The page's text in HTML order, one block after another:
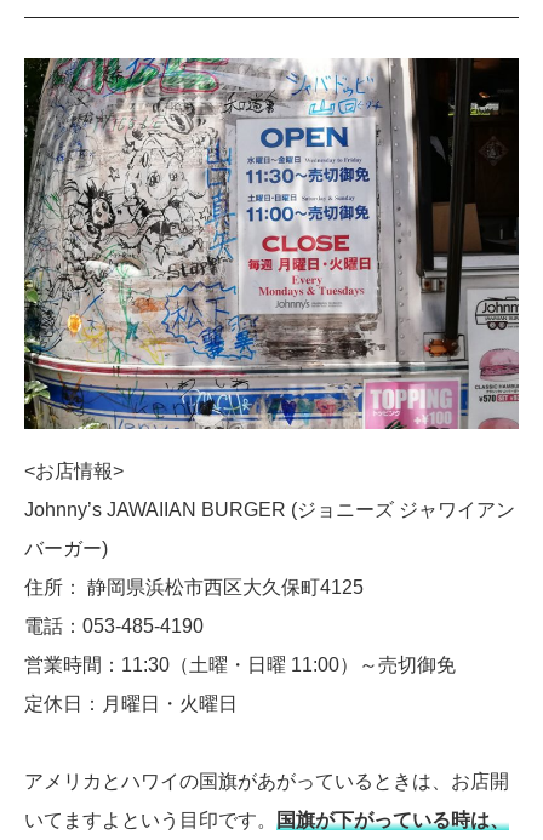
<お店情報>
Johnny’s JAWAIIAN BURGER (ジョニーズ ジャワイアン
バーガー)
住所： 静岡県浜松市西区大久保町4125
電話：053-485-4190
営業時間：11:30（土曜・日曜 11:00）～売切御免
定休日：月曜日・火曜日
アメリカとハワイの国旗があがっているときは、お店開
いてますよという目印です。 国旗が下がっている時は、